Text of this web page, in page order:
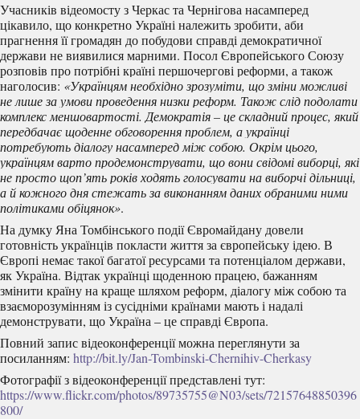
Учасників відеомосту з Черкас та Чернігова насамперед
цікавило, що конкретно Україні належить зробити, аби
прагнення її громадян до побудови справді демократичної
держави не виявилися марними. Посол Європейського Союзу
розповів про потрібні країні першочергові реформи, а також
наголосив: «Українцям необхідно зрозуміти, що зміни можливі
не лише за умови проведення низки реформ. Також слід подолати
комплекс меншовартості. Демократія – це складний процес, який
передбачає щоденне обговорення проблем, а українці
потребують діалогу насамперед між собою. Окрім цього,
українцям варто продемонструвати, що вони свідомі виборці, які
не просто щоп’ять років ходять голосувати на виборчі дільниці,
а й кожного дня стежать за виконанням даних обраними ними
політиками обіцянок».
На думку Яна Томбінського події Євромайдану довели
готовність українців покласти життя за європейську ідею. В
Європі немає такої багатої ресурсами та потенціалом держави,
як Україна. Відтак українці щоденною працею, бажанням
змінити країну на краще шляхом реформ, діалогу між собою та
взаєморозумінням із сусідніми країнами мають і надалі
демонструвати, що Україна – це справді Європа.
Повний запис відеоконференції можна переглянути за
посиланням: http://bit.ly/Jan-Tombinski-Chernihiv-Cherkasy
Фотографії з відеоконференції представлені тут:
https://www.flickr.com/photos/89735755@N03/sets/72157648850396
800/